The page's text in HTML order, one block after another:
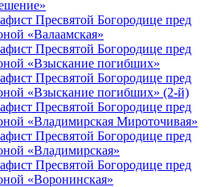
Пресвятой Богородице пред
«Валаамская»
Пресвятой Богородице пред
«Взыскание погибших»
Пресвятой Богородице пред
«Взыскание погибших» (2-й)
Пресвятой Богородице пред
«Владимирская Мироточивая»
Пресвятой Богородице пред
«Владимирская»
Пресвятой Богородице пред
«Воронинская»